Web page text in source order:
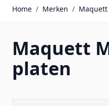
Home / Merken / Maquett
Maquett
platen